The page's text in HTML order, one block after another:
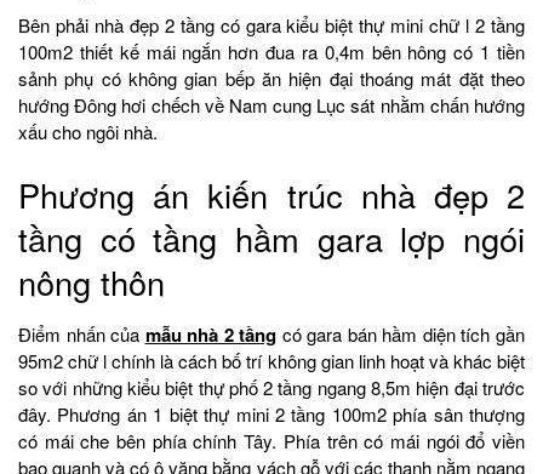
Bên phải nhà đẹp 2 tầng có gara kiểu biệt thự mini chữ l 2 tầng
100m2 thiết kế mái ngắn hơn đua ra 0,4m bên hông có 1 tiền
sảnh phụ có không gian bếp ăn hiện đại thoáng mát đặt theo
hướng Đông hơi chếch về Nam cung Lục sát nhằm chấn hướng
xấu cho ngôi nhà.
Phương án kiến trúc nhà đẹp 2
tầng có tầng hầm gara lợp ngói
nông thôn
Điểm nhấn của mẫu nhà 2 tầng có gara bán hầm diện tích gần
95m2 chữ l chính là cách bố trí không gian linh hoạt và khác biệt
so với những kiểu biệt thự phố 2 tầng ngang 8,5m hiện đại trước
đây. Phương án 1 biệt thự mini 2 tầng 100m2 phía sân thượng
có mái che bên phía chính Tây. Phía trên có mái ngói đổ viền
bao quanh và có ô văng bằng vách gỗ với các thanh nằm ngang